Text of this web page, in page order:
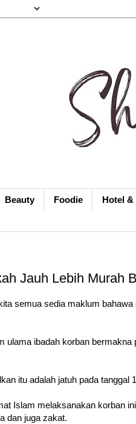
Beauty Foodie Hotel
Jauh Lebih Murah
semua sedia maklum
ulama ibadah korban
itu adalah jatuh pada tanggal
Islam melaksanakan korban
dan juga zakat.